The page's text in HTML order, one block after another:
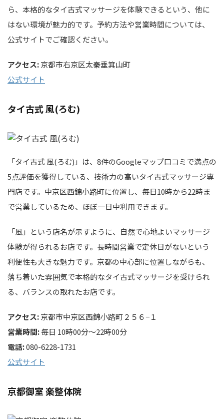
ら、本格的なタイ古式マッサージを体験できるという、他に
はない環境が魅力的です。予約方法や営業時間については、
公式サイトでご確認ください。
アクセス:京都市右京区太秦垂箕山町
公式サイト
タイ古式 風(ろむ)
「タイ古式 風(ろむ)」は、8件のGoogleマップ口コミで満点の
5点評価を獲得している、技術力の高いタイ古式マッサージ専
門店です。中京区西錦小路町に位置し、毎日10時から22時ま
で営業しているため、ほぼ一日中利用できます。
「風」という店名が示すように、自然で心地よいマッサージ
体験が得られるお店です。長時間営業で定休日がないという
利便性も大きな魅力です。京都の中心部に位置しながらも、
落ち着いた雰囲気で本格的なタイ古式マッサージを受けられ
る、バランスの取れたお店です。
アクセス:京都市中京区西錦小路町２５６−１
営業時間:毎日 10時00分～22時00分
電話:080-6228-1731
公式サイト
京都御室 楽整体院